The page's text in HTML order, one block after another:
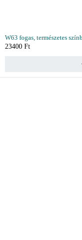
W63 fogas, természetes
23400 Ft